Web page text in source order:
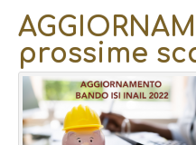
prossime